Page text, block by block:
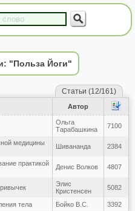
"Польза Йоги"
Статьи (12/161)
Автор
Ольга
Тарабашкина
7100
медицины
Шивананда 2384
практикой
Денис Волков 4807
Элис
Кристенсен
5082
тела Бойко В.С.
3392